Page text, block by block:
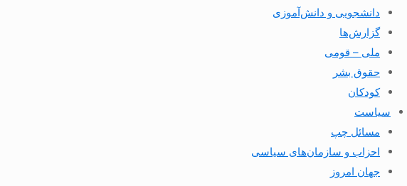
دانشجویی و دانش‌آموزی
گزارش‌ها
ملی – قومی
حقوق بشر
کودکان
سیاست
مسائل چپ
احزاب و سازمان‌های سیاسی
جهان امروز